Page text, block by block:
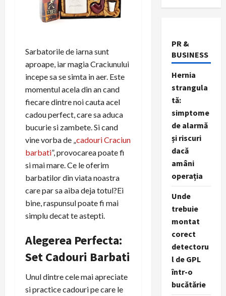
Sarbatorile de iarna sunt
aproape, iar magia Craciunului
incepe sa se simta in aer. Este
momentul acela din an cand
fiecare dintre noi cauta acel
cadou perfect, care sa aduca
bucurie si zambete. Si cand
vine vorba de „ cadouri Craciun
barbati”, provocarea poate fi
si mai mare. Ce le oferim
barbatilor din viata noastra
care par sa aiba deja totul?Ei
bine, raspunsul poate fi mai
simplu decat te astepti.
Alegerea Perfecta:
Set Cadouri Barbati
Unul dintre cele mai apreciate
si practice cadouri pe care le
PR &
BUSINESS
Hernia
strangula
tă:
simptome
de alarmă
și riscuri
dacă
amâni
operația
Unde
trebuie
montat
corect
detectoru
l de GPL
într-o
bucătărie